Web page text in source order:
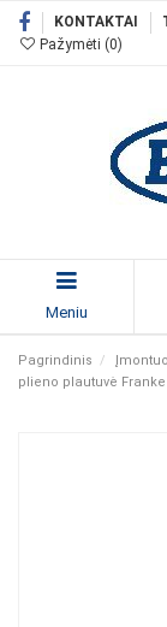
KONTAKTAI
Pažymėti (0)
Meniu
Pagrindinis
plieno plautuvė Franke